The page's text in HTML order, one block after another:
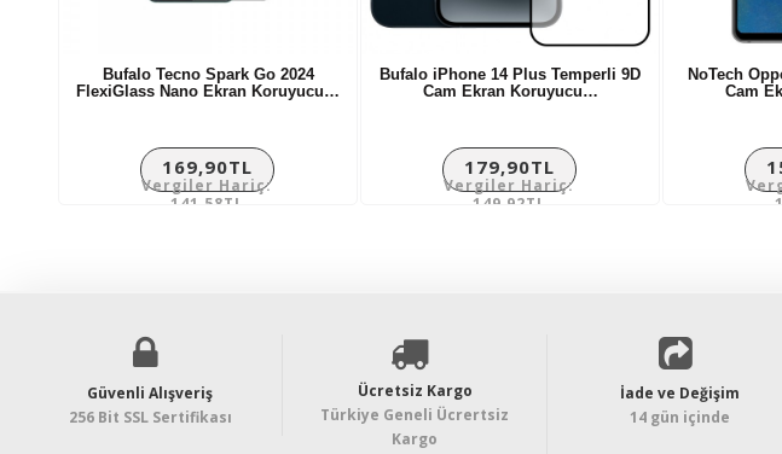
Bufalo Tecno Spark Go 2024
FlexiGlass Nano Ekran Koruyucu…
169,90TL
Vergiler Hariç:
141,58TL
Bufalo iPhone 14 Plus Temperli 9D
Cam Ekran Koruyucu…
179,90TL
Vergiler Hariç:
149,92TL
NoTech
Cam
Güvenli Alışveriş
256 Bit SSL Sertifikası
Ücretsiz Kargo
Türkiye Geneli Ücrertsiz
Kargo
İade ve Değişim
14 gün içinde